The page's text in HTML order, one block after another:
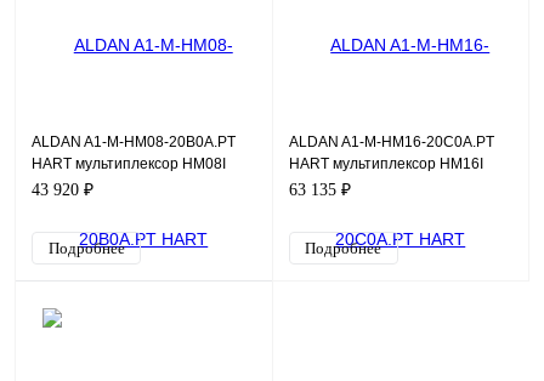
ALDAN A1-M-HM08-20B0A.PT
HART мультиплексор HM08I
43 920 ₽
Подробнее
ALDAN A1-M-HM16-20C0A.PT
HART мультиплексор HM16I
63 135 ₽
Подробнее